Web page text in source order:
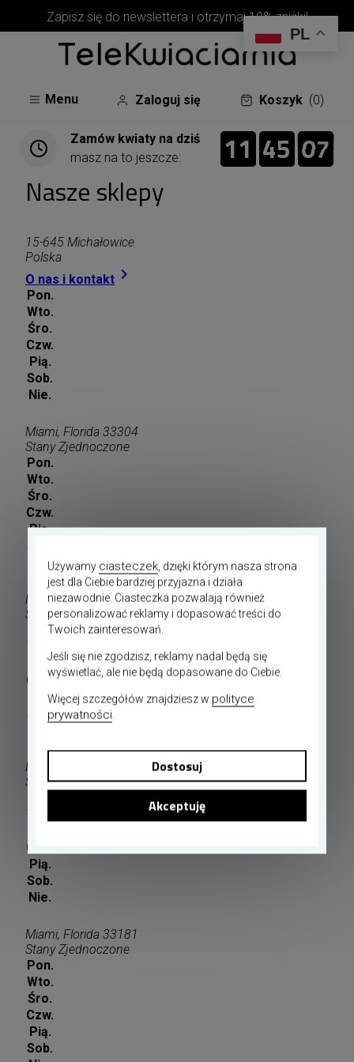
Zapisz się do newslettera i otrzymaj 10% zniżki!
Menu Zaloguj się Koszyk (0)
Zamów kwiaty na dziś
masz na to jeszcze:
11
11
00 45
45
00 07
06
07
Nasze sklepy
15-645 Michałowice
Polska
O nas i kontakt 
Pon.
Wto.
Śro.
Czw.
Pią.
Sob.
Nie.
Miami, Florida 33304
Stany Zjednoczone
Pon.
Wto.
Śro.
Czw.
Pią.
Sob.
Nie.
Miami, Florida 33026
Stany Zjednoczone
Pon.
Wto.
Śro.
Czw.
Pią.
Sob.
Miami, Florida 33133
Stany Zjednoczone
Wto.
Czw.
Pią.
Sob.
Nie.
Miami, Florida 33181
Stany Zjednoczone
Pon.
Wto.
Śro.
Czw.
Pią.
Sob.
Używamy ciasteczek, dzięki którym nasza strona
jest dla Ciebie bardziej przyjazna i działa
niezawodnie. Ciasteczka pozwalają również
personalizować reklamy i dopasować treści do
Twoich zainteresowań.
Jeśli się nie zgodzisz, reklamy nadal będą się
wyświetlać, ale nie będą dopasowane do Ciebie.
Więcej szczegółów znajdziesz w polityce
prywatności.
Dostosuj
Akceptuję
PL